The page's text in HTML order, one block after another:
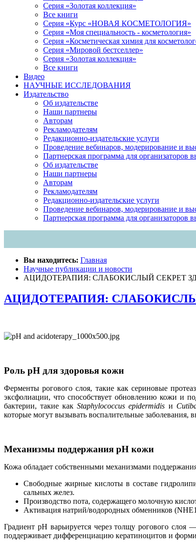
Серия «Золотая коллекция»
Все книги
Серия «Курс «НОВАЯ КОСМЕТОЛОГИЯ»
Серия «Моя специальность - косметология»
Серия «Косметическая химия для
Серия «Мировой бестселлер»
Серия «Золотая коллекция»
Все книги
Видео
НАУЧНЫЕ ИССЛЕДОВАНИЯ
Издательство
Об издательстве
Наши партнеры
Авторам
Рекламодателям
Редакционно-издательские услуги
Проведение вебинаров, модерирование и
Партнерская программа для организаторов
Об издательстве
Наши партнеры
Авторам
Рекламодателям
Редакционно-издательские услуги
Проведение вебинаров, модерирование и
Партнерская программа для организаторов
Вы находитесь: Главная
Научные публикации и новости
АЦИДОТЕРАПИЯ: СЛАБОКИСЛЫЙ СЕКРЕТ
АЦИДОТЕРАПИЯ:
Роль pH для здоровья кожи
Ферменты рогового слоя, такие как сериновые
эксфолиации, что способствует обновлению кожи и
бактерии, такие какStaphylococcus epidermidis и
которые могут вызывать воспалительные заболевания,
Механизмы поддержания pH кожи
Кожа обладает собственными механизмами
Свободные жирные кислоты в составе
сальных желез.
Производство пота, содержащего молочную
Активация натрий/водородных обменников
Градиент pH варьируется через толщу рогового
поддерживает дифференциацию кератиноцитов и